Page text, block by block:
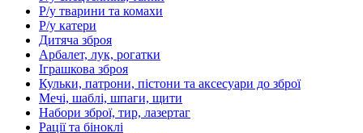
Р/у тварини та комахи
Р/у катери
Дитяча зброя
Арбалет, лук, рогатки
Іграшкова зброя
Кульки, патрони, пістони та аксесуари до зброї
Мечі, шаблі, шпаги, щити
Набори зброї, тир, лазертаг
Рації та біноклі